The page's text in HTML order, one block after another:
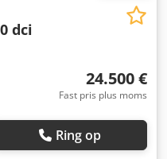
dci
24.500 €
Fast pris plus moms
Ring op